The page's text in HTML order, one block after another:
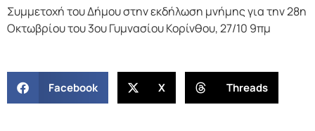
Συμμετοχή του Δήμου στην εκδήλωση μνήμης για την 28η
Οκτωβρίου του 3ου Γυμνασίου Κορίνθου, 27/10 9πμ
Facebook X Threads